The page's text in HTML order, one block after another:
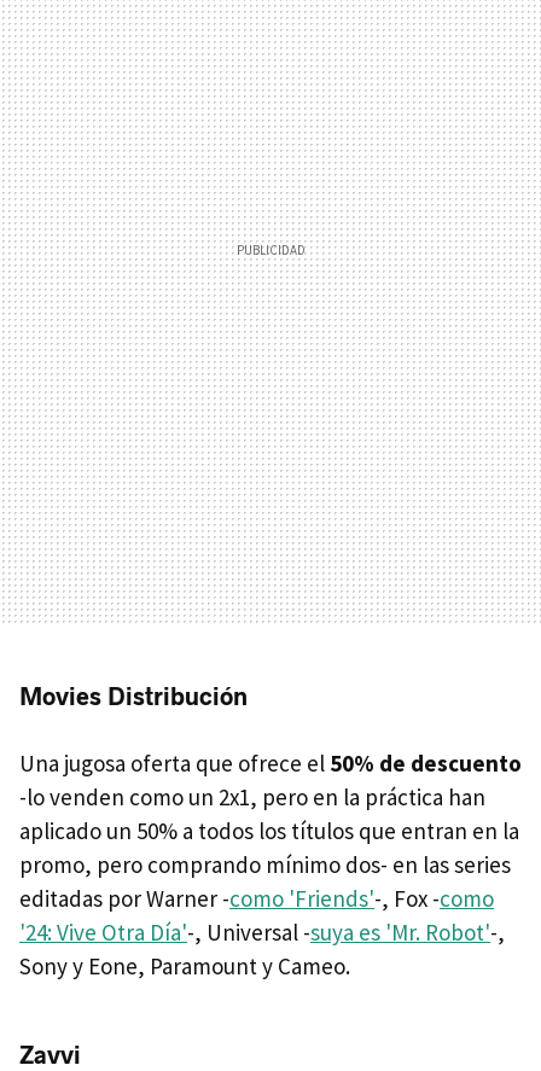
Movies Distribución
Una jugosa oferta que ofrece el 50% de descuento
-lo venden como un 2x1, pero en la práctica han
aplicado un 50% a todos los títulos que entran en la
promo, pero comprando mínimo dos- en las series
editadas por Warner -como 'Friends'-, Fox -como
'24: Vive Otra Día'-, Universal -suya es 'Mr. Robot'-,
Sony y Eone, Paramount y Cameo.
Zavvi